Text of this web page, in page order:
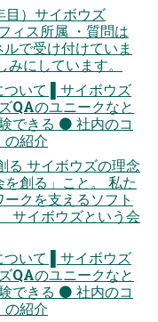
目）サイボウズ
ス所属 ・質問は
で受け付けていま
にしています。
いて ▌サイボウズ
QAのユニークなと
できる ⚫ 社内のコ
の紹介
る サイボウズの理念
創る」こと。 私た
クを支えるソフト
サイボウズという会
いて ▌サイボウズ
QAのユニークなと
できる ⚫ 社内のコ
の紹介